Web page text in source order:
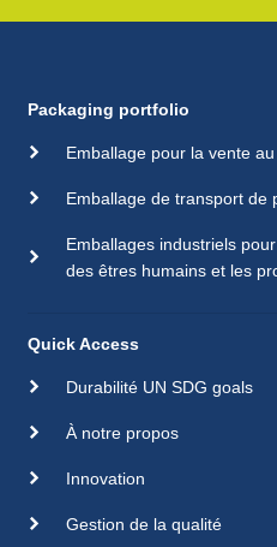
Packaging portfolio
Emballage pour la vente
Emballage de transport de
Emballages industriels
des êtres humains et les
Quick Access
Durabilité UN SDG goals
À notre propos
Innovation
Gestion de la qualité